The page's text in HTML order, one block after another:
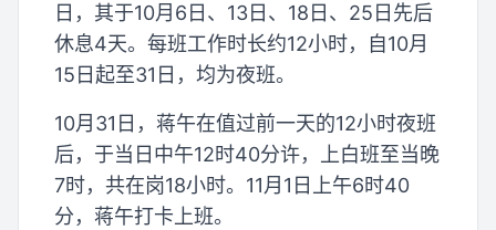
日，其于10月6日、13日、18日、25日先后
休息4天。每班工作时长约12小时，自10月
15日起至31日，均为夜班。
10月31日，蒋午在值过前一天的12小时夜班
后，于当日中午12时40分许，上白班至当晚
7时，共在岗18小时。11月1日上午6时40
分，蒋午打卡上班。